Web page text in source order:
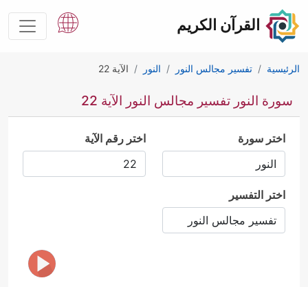
القرآن الكريم
الرئيسية تفسير مجالس النور النور الآية 22
سورة النور تفسير مجالس النور الآية 22
اختر سورة اختر رقم الآية
اختر التفسير